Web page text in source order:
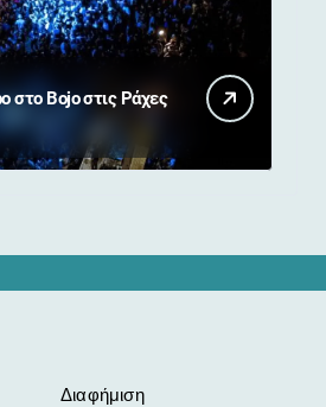
στο Bojo στις Ράχες
Διαφήμιση